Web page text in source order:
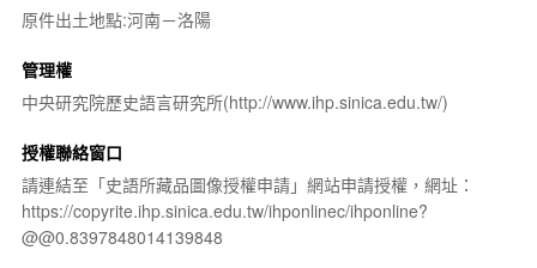
原件出土地點:河南－洛陽
管理權
中央研究院歷史語言研究所(http://www.ihp.sinica.edu.tw/)
授權聯絡窗口
請連結至「史語所藏品圖像授權申請」網站申請授權，網址：
https://copyrite.ihp.sinica.edu.tw/ihponlinec/ihponline?
@@0.8397848014139848